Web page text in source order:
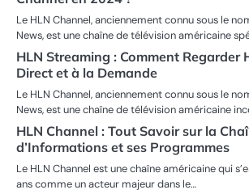
Le HLN Channel, anciennement connu sous le
News, est une chaîne de télévision américaine
HLN Streaming : Comment Regarder
Direct et à la Demande
Le HLN Channel, anciennement connu sous le
News, est une chaîne de télévision américaine
HLN Channel : Tout Savoir sur la
d’Informations et ses Programmes
Le HLN Channel est une chaîne américaine qui
ans comme un acteur majeur dans le…